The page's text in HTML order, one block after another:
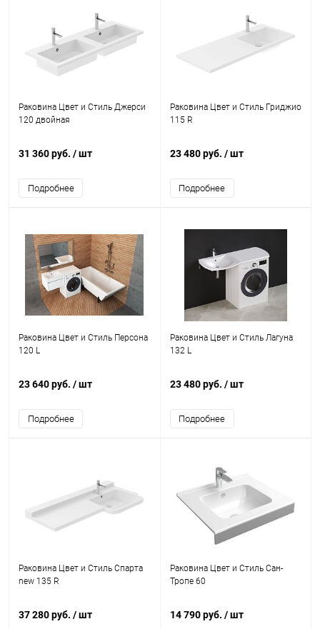
Раковина Цвет и Стиль Джерси
120 двойная
31 360 руб. / шт
Подробнее
Раковина Цвет и Стиль Гриджио
115 R
23 480 руб. / шт
Подробнее
Раковина Цвет и Стиль Персона
120 L
23 640 руб. / шт
Подробнее
Раковина Цвет и Стиль Лагуна
132 L
23 480 руб. / шт
Подробнее
Раковина Цвет и Стиль Спарта
new 135 R
37 280 руб. / шт
Раковина Цвет и Стиль Сан-
Тропе 60
14 790 руб. / шт